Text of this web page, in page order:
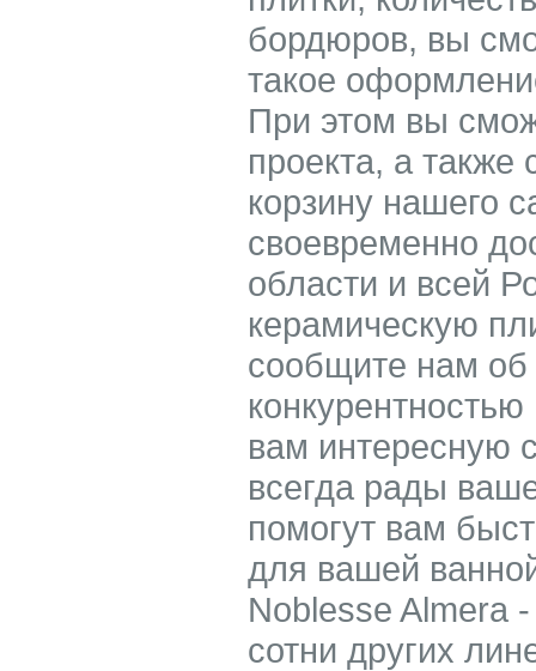
бордюров, вы
такое
При этом вы
проекта, а также
корзину нашего
своевременно
области и всей
керамическую
сообщите нам
вам интересную
всегда рады
помогут вам
для вашей
Noblesse Almera
сотни других